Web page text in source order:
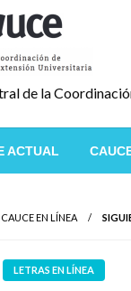
de la
ACTUAL
CAUCE EN LÍNEA
LETRAS EN LÍNEA